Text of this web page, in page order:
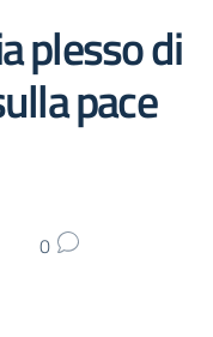
plesso di
pace
0